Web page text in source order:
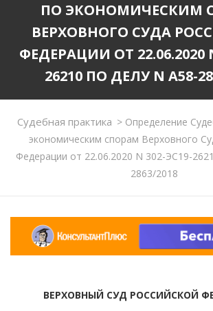
ПО ЭКОНОМИЧЕСКИМ
ВЕРХОВНОГО СУДА
ФЕДЕРАЦИИ ОТ 22.06.2020
26210 ПО ДЕЛУ N А58-
Судебная практика > Определение
экономическим спорам Верховного
Федерации от 22.06.2020 N 302-ЭС19-
2863/2018
ВЕРХОВНЫЙ СУД РОССИЙСКОЙ